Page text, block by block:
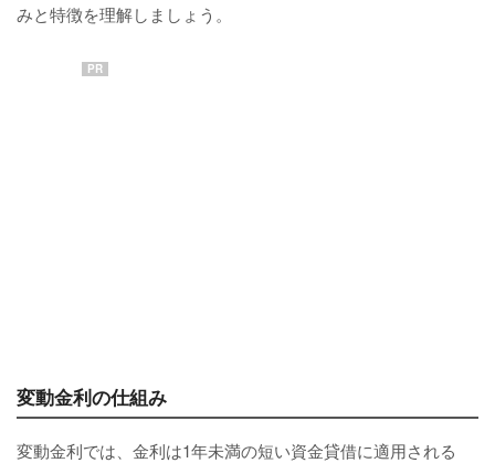
みと特徴を理解しましょう。
PR
変動金利の仕組み
変動金利では、金利は1年未満の短い資金貸借に適用される